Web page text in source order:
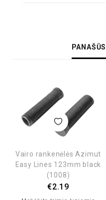
Vairo rankenėlės Azimut
Easy Lines 123mm black
(1008)
€2.19